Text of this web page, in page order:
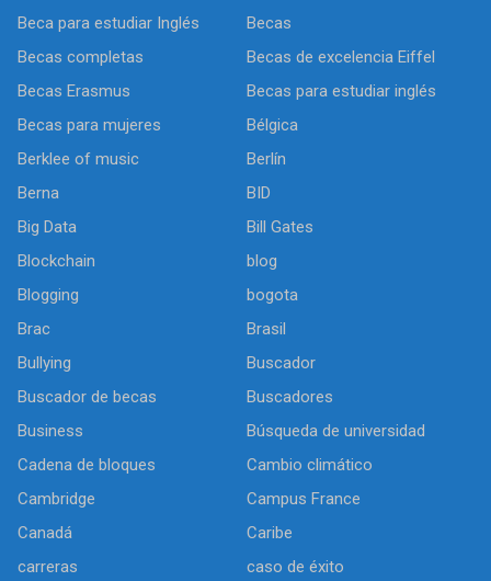
Beca para estudiar Inglés
Becas
Becas completas
Becas de excelencia Eiffel
Becas Erasmus
Becas para estudiar inglés
Becas para mujeres
Bélgica
Berklee of music
Berlín
Berna
BID
Big Data
Bill Gates
Blockchain
blog
Blogging
bogota
Brac
Brasil
Bullying
Buscador
Buscador de becas
Buscadores
Business
Búsqueda de universidad
Cadena de bloques
Cambio climático
Cambridge
Campus France
Canadá
Caribe
carreras
caso de éxito